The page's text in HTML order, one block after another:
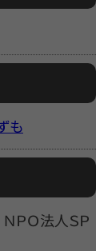
も
ＰＯ法人ＳＰ